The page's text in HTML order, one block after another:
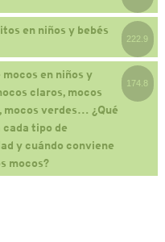
en niños y bebés
222.9
mocos en niños y
claros, mocos
mocos verdes… ¿Qué
tipo de
y cuándo conviene
mocos?
174.8